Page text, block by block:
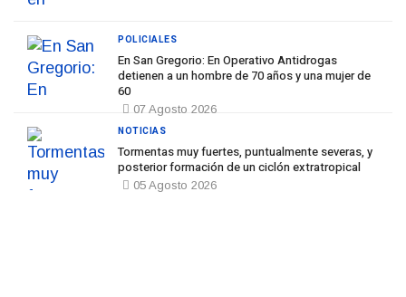
En San Gregorio: En Operativo Antidrogas
detienen a un hombre de 70 años y una mujer de
60
07 Agosto 2026
POLICIALES
Tormentas muy fuertes, puntualmente severas, y
posterior formación de un ciclón extratropical
05 Agosto 2026
NOTICIAS